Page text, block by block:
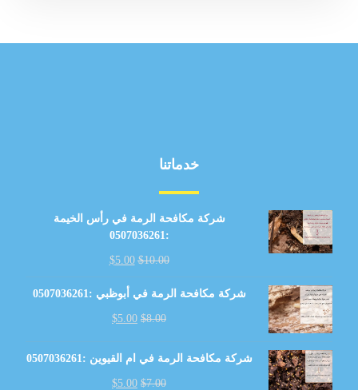
خدماتنا
شركة مكافحة الرمة في رأس الخيمة
:0507036261
$10.00
$5.00
شركة مكافحة الرمة في أبوظبي :0507036261
$8.00
$5.00
شركة مكافحة الرمة في ام القيوين :0507036261
$7.00
$5.00